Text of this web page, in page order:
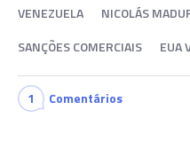
VENEZUELA NICOLÁS
SANÇÕES COMERCIAIS
EUA
1 Comentários